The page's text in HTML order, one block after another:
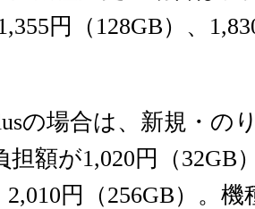
円（128GB）、
の場合は、新規・の
額が1,020円（32GB
2,010円（256GB）。